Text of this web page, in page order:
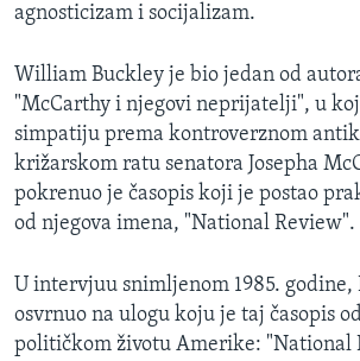
PRATITE NAS
Jezici
agnosticizam i socijalizam.
William Buckley je bio jedan od
"McCarthy i njegovi neprijatelji", u
simpatiju prema kontroverznom
križarskom ratu senatora Josepha
pokrenuo je časopis koji je postao
od njegova imena, "National Review".
U intervjuu snimljenom 1985. godine,
osvrnuo na ulogu koju je taj časopis
političkom životu Amerike: "National